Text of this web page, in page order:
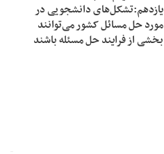
یازدهم:تشکل‌های دانشجویی در
مورد حل مسائل کشور می‌توانند
بخشی از فرایند حل مسئله باشند